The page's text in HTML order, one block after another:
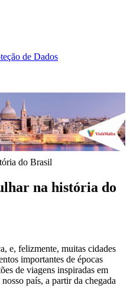
de Dados
na história do
e, felizmente, muitas cidades
importantes de épocas
de viagens inspiradas em
país, a partir da chegada